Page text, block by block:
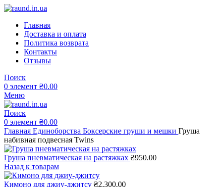
Главная
Доставка и оплата
Политика возврата
Контакты
Отзывы
Поиск
0 элемент ₴0.00
Меню
Поиск
0 элемент ₴0.00
Главная Единоборства Боксерские груши и мешки Груша
набивная подвесная Twins
Груша пневматическая на растяжках ₴950.00
Назад к товарам
Кимоно для джиу-джитсу ₴2,300.00